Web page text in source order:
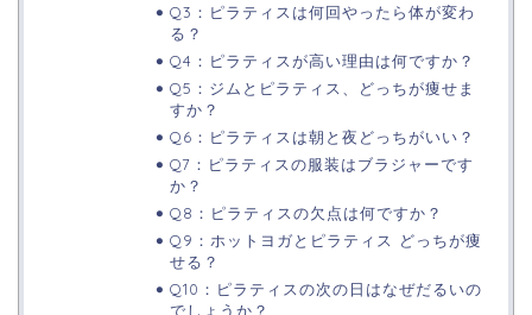
Q3：ピラティスは何回やったら体が変わ
る？
Q4：ピラティスが高い理由は何ですか？
Q5：ジムとピラティス、どっちが痩せま
すか？
Q6：ピラティスは朝と夜どっちがいい？
Q7：ピラティスの服装はブラジャーです
か？
Q8：ピラティスの欠点は何ですか？
Q9：ホットヨガとピラティス どっちが痩
せる？
Q10：ピラティスの次の日はなぜだるいの
でしょうか？